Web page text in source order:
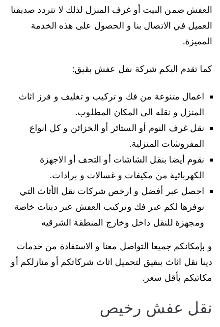
العفش ضمن البيت أو غرف المنزل لذلك لا تتردد صديقنا
العميل في الاتصال بنا و الحصول على هذه الخدمة
المميزة.
كما تقدم اليكم شركة نقل عفش بقيق:
اعمال متنوعة من فك و تركيب و تغليف و فرز اثاث
المنزل و نقله الى المكان المطلوب.
نقل غرف النوم أو الستائر أو الخزائن و كل انواع
المفروشات المنزلية.
نقوم أيضا بنقل الشاشات أو التحف أو الاجهزة
الكهربائية من مكيفات و غسالات و برادات.
احصل عبر أفضل و ارخص شركات نقل الأثاث التي
نوفرها لكم عبر فك وتركيب العفش عبر دينات خاصة
ومجهزة للنقل داخل وخارج المنطقة الشرقيه
و بإمكانكم جميعا التواصل معنا و الاستفادة من خدمات
دينا نقل اثاث ببقيق لتحميل اثاث شركاتكم أو منازلكم أو
مكاتبكم بأقل سعر.
نقل عفش رخيص